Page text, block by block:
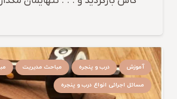
آموزش درب و پنجره مباحث مدیریت
مسائل اجرائی انواع درب و پنجره